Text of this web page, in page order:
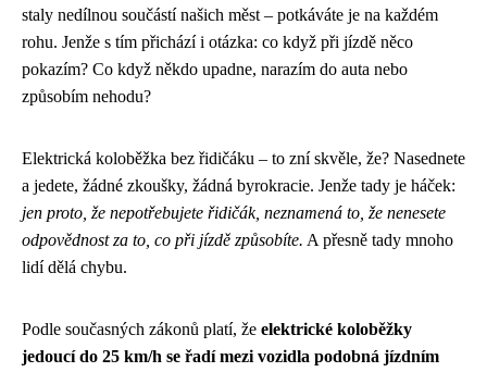
staly nedílnou součástí našich měst – potkáváte je na každém
rohu. Jenže s tím přichází i otázka: co když při jízdě něco
pokazím? Co když někdo upadne, narazím do auta nebo
způsobím nehodu?
Elektrická koloběžka bez řidičáku – to zní skvěle, že? Nasednete
a jedete, žádné zkoušky, žádná byrokracie. Jenže tady je háček:
jen proto, že nepotřebujete řidičák, neznamená to, že nenesete
odpovědnost za to, co při jízdě způsobíte. A přesně tady mnoho
lidí dělá chybu.
Podle současných zákonů platí, že elektrické koloběžky
jedoucí do 25 km/h se řadí mezi vozidla podobná jízdním